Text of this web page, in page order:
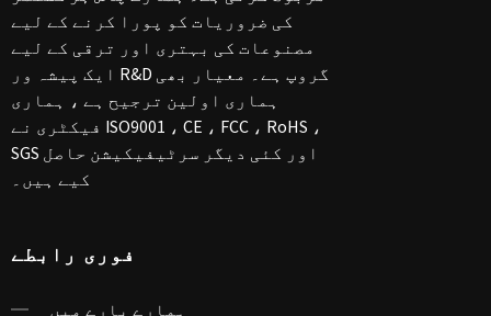
کی ضروریات کو پورا کرنے کے لیے
مصنوعات کی بہتری اور ترقی کے لیے
ایک پیشہ ور R&D گروپ ہے۔ معیار بھی
ہماری اولین ترجیح ہے ، ہماری
فیکٹری نے ISO9001 ، CE ، FCC ، RoHS ،
SGS اور کئی دیگر سرٹیفیکیشن حاصل
کیے ہیں۔
فوری رابطے
ہمارے بارے میں